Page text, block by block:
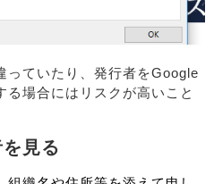
っていたり、発行者をGoogle
場合にはリスクが高いこと
見る